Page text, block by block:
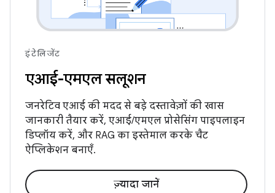
इंटेलिजेंट
एआई-एमएल सलूशन
जनरेटिव एआई की मदद से बड़े दस्तावेज़ों की खास
जानकारी तैयार करें, एआई/एमएल प्रोसेसिंग पाइपलाइन
डिप्लॉय करें, और RAG का इस्तेमाल करके चैट
ऐप्लिकेशन बनाएँ.
ज़्यादा जानें